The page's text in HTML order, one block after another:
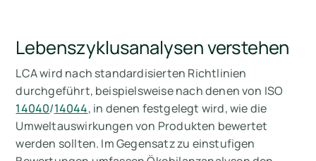
Lebenszyklusanalysen verstehen
LCA wird nach standardisierten Richtlinien
durchgeführt, beispielsweise nach denen von ISO
14040/14044, in denen festgelegt wird, wie die
Umweltauswirkungen von Produkten bewertet
werden sollten. Im Gegensatz zu einstufigen